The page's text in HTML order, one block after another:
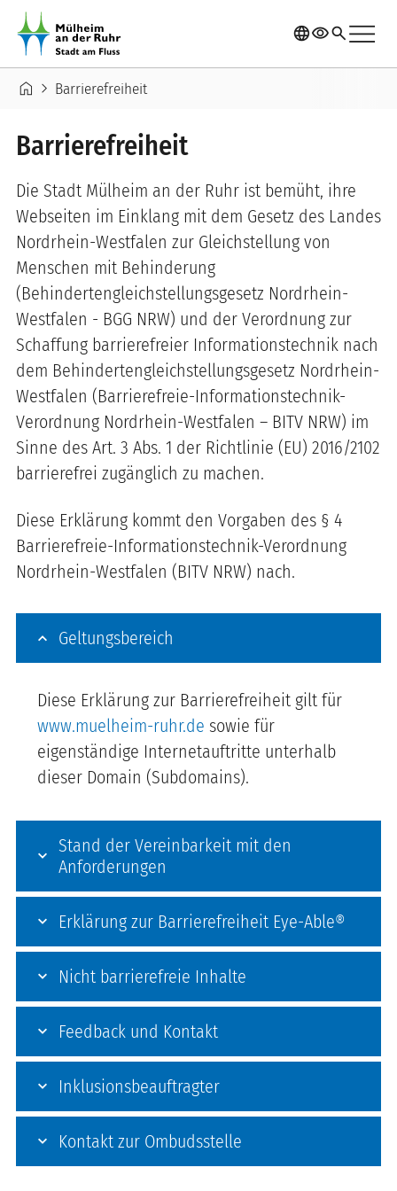
Direkt zum Inhalt
languagevisibilitysearchmenu
Pfadnavigation
home chevron_right Barrierefreiheit
Barrierefreiheit
Die Stadt Mülheim an der Ruhr ist bemüht, ihre
Webseiten im Einklang mit dem Gesetz des Landes
Nordrhein-Westfalen zur Gleichstellung von
Menschen mit Behinderung
(Behindertengleichstellungsgesetz Nordrhein-
Westfalen - BGG NRW) und der Verordnung zur
Schaffung barrierefreier Informationstechnik nach
dem Behindertengleichstellungsgesetz Nordrhein-
Westfalen (Barrierefreie-Informationstechnik-
Verordnung Nordrhein-Westfalen – BITV NRW) im
Sinne des Art. 3 Abs. 1 der Richtlinie (EU) 2016/2102
barrierefrei zugänglich zu machen.
Diese Erklärung kommt den Vorgaben des § 4
Barrierefreie-Informationstechnik-Verordnung
Nordrhein-Westfalen (BITV NRW) nach.
Geltungsbereich
Diese Erklärung zur Barrierefreiheit gilt für
www.muelheim-ruhr.de sowie für
eigenständige Internetauftritte unterhalb
dieser Domain (Subdomains).
Stand der Vereinbarkeit mit den
Anforderungen
Erklärung zur Barrierefreiheit Eye-Able®
Nicht barrierefreie Inhalte
Feedback und Kontakt
Inklusionsbeauftragter
Kontakt zur Ombudsstelle